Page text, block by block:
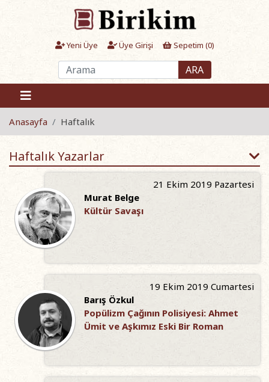
Yeni Üye Üye Girişi Sepetim (0)
ARA
Anasayfa Haftalık
21 Ekim 2019 Pazartesi
Murat Belge
Kültür Savaşı
19 Ekim 2019 Cumartesi
Barış Özkul
Popülizm Çağının Polisiyesi: Ahmet
Ümit ve Aşkımız Eski Bir Roman
Haftalık Yazarlar